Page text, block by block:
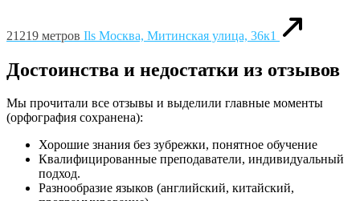
21219 метров Ils Москва, Митинская улица, 36к1
Достоинства и недостатки из отзывов
Мы прочитали все отзывы и выделили главные моменты
(орфография сохранена):
Хорошие знания без зубрежки, понятное обучение
Квалифицированные преподаватели, индивидуальный
подход.
Разнообразие языков (английский, китайский,